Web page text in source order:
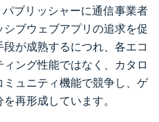
ブリッシャーに通信事業者
ブウェブアプリの追求を促
が成熟するにつれ、各エコ
ング性能ではなく、カタロ
ュニティ機能で競争し、ゲ
再形成しています。